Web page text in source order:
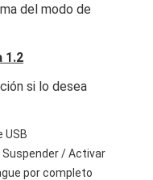
del modo de
1.2
si lo desea
USB
/ Activar
por completo